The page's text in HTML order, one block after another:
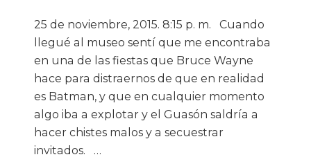
25 de noviembre, 2015. 8:15 p. m. Cuando
llegué al museo sentí que me encontraba
en una de las fiestas que Bruce Wayne
hace para distraernos de que en realidad
es Batman, y que en cualquier momento
algo iba a explotar y el Guasón saldría a
hacer chistes malos y a secuestrar
invitados. …